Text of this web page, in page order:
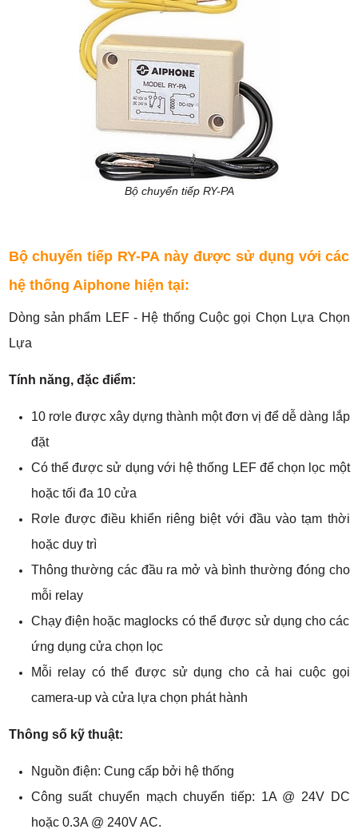
Bộ chuyển tiếp RY-PA
Bộ chuyển tiếp RY-PA này được sử dụng với các
hệ thống Aiphone hiện tại:
Dòng sản phẩm LEF - Hệ thống Cuộc gọi Chọn Lựa Chọn
Lựa
Tính năng, đặc điểm:
10 rơle được xây dựng thành một đơn vị để dễ dàng lắp
đặt
Có thể được sử dụng với hệ thống LEF để chọn lọc một
hoặc tối đa 10 cửa
Rơle được điều khiển riêng biệt với đầu vào tạm thời
hoặc duy trì
Thông thường các đầu ra mở và bình thường đóng cho
mỗi relay
Chạy điện hoặc maglocks có thể được sử dụng cho các
ứng dụng cửa chọn lọc
Mỗi relay có thể được sử dụng cho cả hai cuộc gọi
camera-up và cửa lựa chọn phát hành
Thông số kỹ thuật:
Nguồn điện: Cung cấp bởi hệ thống
Công suất chuyển mạch chuyển tiếp: 1A @ 24V DC
hoặc 0.3A @ 240V AC.